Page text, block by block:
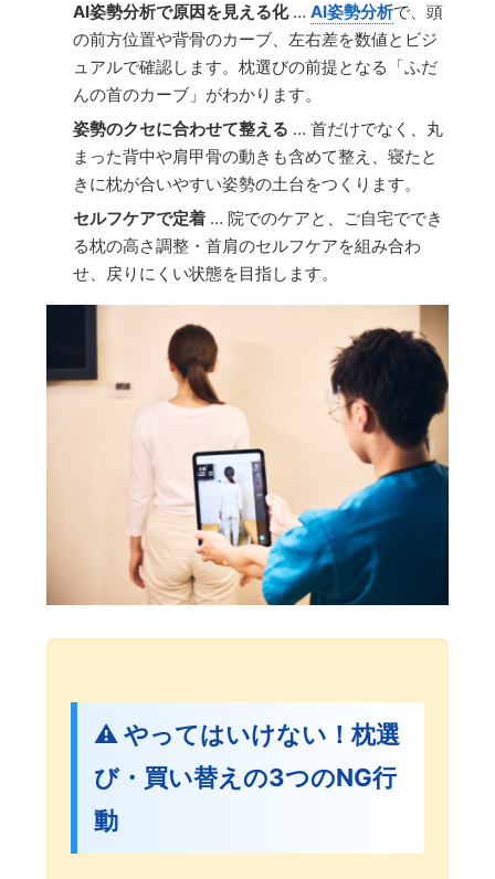
AI姿勢分析で原因を見える化…AI姿勢分析で、頭
の前方位置や背骨のカーブ、左右差を数値とビジ
ュアルで確認します。枕選びの前提となる「ふだ
んの首のカーブ」がわかります。
姿勢のクセに合わせて整える … 首だけでなく、丸
まった背中や肩甲骨の動きも含めて整え、寝たと
きに枕が合いやすい姿勢の土台をつくります。
セルフケアで定着 … 院でのケアと、ご自宅ででき
る枕の高さ調整・首肩のセルフケアを組み合わ
せ、戻りにくい状態を目指します。
⚠️ やってはいけない！枕選
び・買い替えの3つのNG行
動